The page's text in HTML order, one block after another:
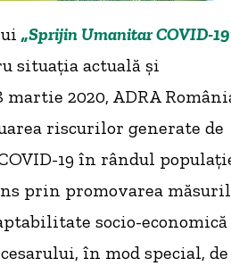
„Sprijin Umanitar COVID-
situația actuală și
2020, ADRA
riscurilor generate de
19 în rândul
prin promovarea
socio-
în mod special, de